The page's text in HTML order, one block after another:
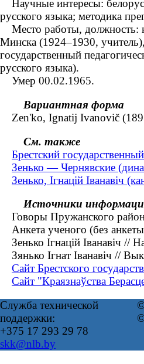
Научные интересы:
русского языка; методика
Место работы, должность:
Минска (1924–1930,
государственный
русского языка).
Умер 00.02.1965.
Вариантная форма
Zen'ko, Ignatij Ivanovič
См. также
Брестский
Зенько — Чернявские
Зенько, Ігнацій Іванавіч
Источники
Говоры Пружанского
Анкета ученого (без
Зенько Ігнацій Іванавіч
Зянько Ігнат Іванавіч //
Сайт Брестского
Сайт "Краязнаўства
Служба технической
поддержки:
+375 17 293 29 78
skk@nlb.by